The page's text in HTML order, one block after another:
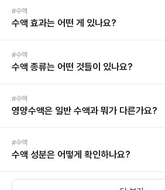
#수액
수액 효과는 어떤 게 있나요?
#수액
수액 종류는 어떤 것들이 있나요?
#수액
영양수액은 일반 수액과 뭐가 다른가요?
#수액
수액 성분은 어떻게 확인하나요?